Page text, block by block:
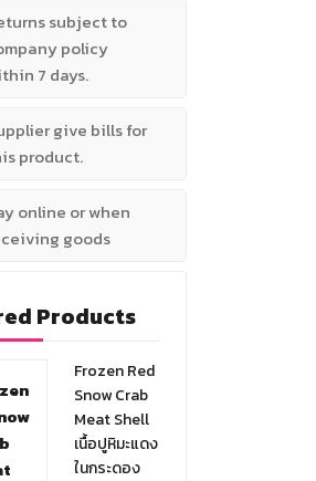
subject to
policy
7 days.
give bills for
product.
online or when
goods
Products
Frozen Red
Snow Crab
Meat Shell
เนื้อปูหิมะแดง
ในกระดอง